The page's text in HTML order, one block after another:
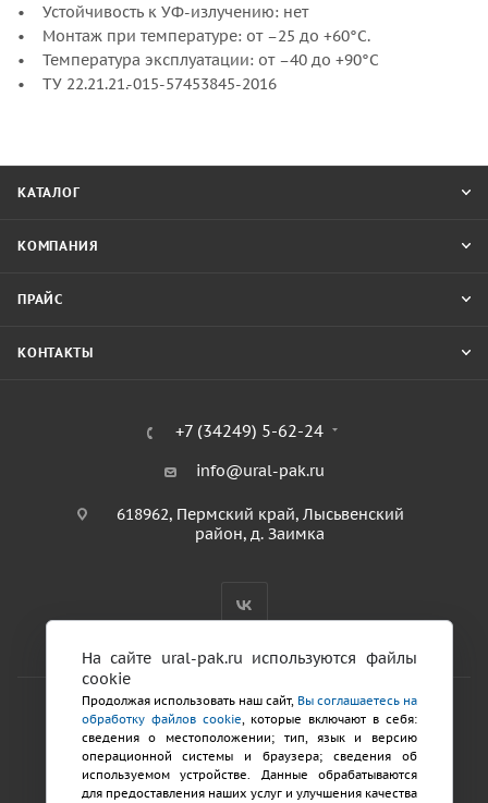
• Устойчивость к УФ-излучению: нет
• Монтаж при температуре: от –25 до +60°С.
• Температура эксплуатации: от –40 до +90°С
• ТУ 22.21.21.-015-57453845-2016
КАТАЛОГ
КОМПАНИЯ
ПРАЙС
КОНТАКТЫ
+7 (34249) 5-62-24
info@ural-pak.ru
618962, Пермский край, Лысьвенский
район, д. Заимка
2026 © ООО «ТД Урал ПАК»
Политика конфиденциальности
На сайте ural-pak.ru используются файлы
cookie
Продолжая использовать наш сайт, Вы соглашаетесь на
обработку файлов cookie , которые включают в себя:
сведения о местоположении; тип, язык и версию
операционной системы и браузера; сведения об
используемом устройстве. Данные обрабатываются
для предоставления наших услуг и улучшения качества